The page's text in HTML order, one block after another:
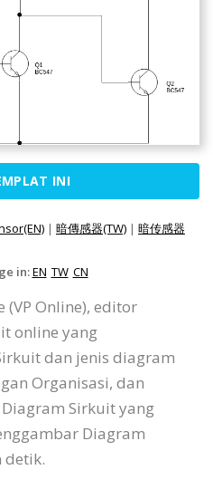
INI
| 暗傳感器(TW) | 暗传感器
in:EN TW CN
Online), editor
online yang
dan jenis diagram
Organisasi, dan
Sirkuit yang
Diagram
detik.